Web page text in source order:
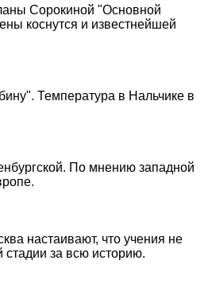
Сорокиной "Основной
коснутся и известнейшей
Температура в Нальчике в
По мнению западной
настаивают, что учения не
за всю историю.